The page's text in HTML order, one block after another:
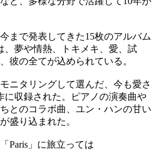
まで発表してきた15枚のアルバム
、夢や情熱、トキメキ、愛、試
彼の全てが込められている。
ニタリングして選んだ、今も愛さ
に収録された。ピアノの演奏曲や
とのコラボ曲、ユン・ハンの甘い
盛り込まれた。
Paris」に旅立っては